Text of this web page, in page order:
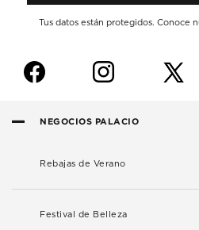
Tus datos están protegidos. Conoce
f i
NEGOCIOS PALACIO
Rebajas de Verano
Festival de Belleza